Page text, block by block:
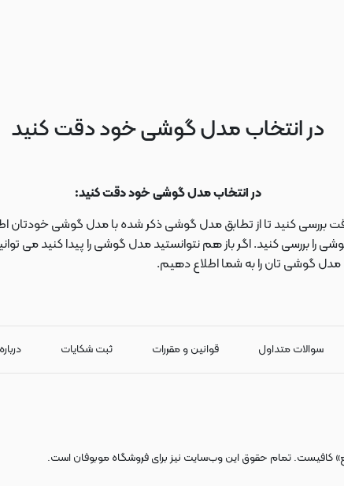
در انتخاب مدل گوشی خود دقت کنید
در انتخاب مدل گوشی خود دقت کنید:
بررسی کنید تا از تطابق مدل گوشی ذکر شده با مدل گوشی خودتان
بررسی کنید. اگر باز هم نتوانستید مدل گوشی را پیدا کنید می
مدل گوشی تان را به شما اطلاع دهیم.
سوالات متداول قوانین و مقررات ثبت شکایات
کافیست. تمام حقوق اين وب‌سايت نیز برای فروشگاه موبوفان است.